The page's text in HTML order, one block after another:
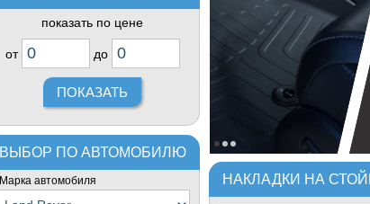
показать по цене
от до
ВЫБОР ПО АВТОМОБИЛЮ
Марка автомобиля НАКЛАДКИ НА